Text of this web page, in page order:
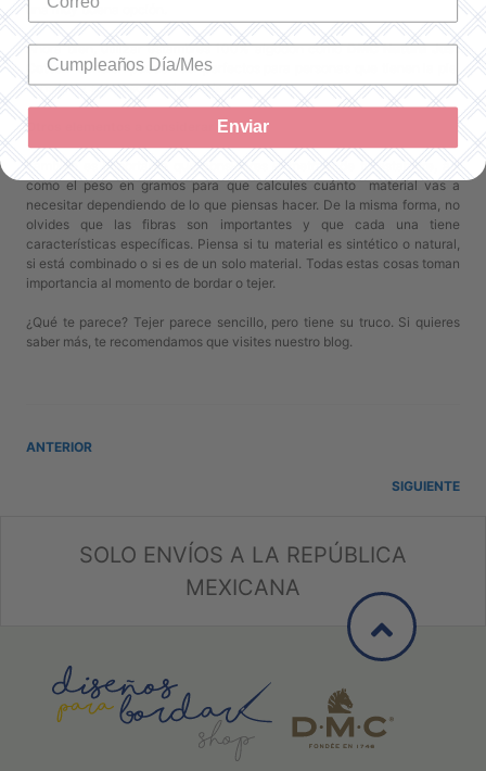
una muy buena opción.
Ahora bien, utilizar estambres 100% algodón comoDMC Natura Just
Cottontambién pueden ser perfectos para personas que tienen la piel
sensible y son susceptibles a alergias.
Otros elementos a considerar
También es importante que consideres el metraje de tu estambre, así
como el peso en gramos para que calcules cuánto material vas a
necesitar dependiendo de lo que piensas hacer. De la misma forma, no
olvides que las fibras son importantes y que cada una tiene
características específicas. Piensa si tu material es sintético o natural,
si está combinado o si es de un solo material. Todas estas cosas toman
importancia al momento de bordar o tejer.
¿Qué te parece? Tejer parece sencillo, pero tiene su truco. Si quieres
saber más, te recomendamos que visites nuestro blog.
ANTERIOR
SIGUIENTE
SOLO ENVÍOS A LA REPÚBLICA
MEXICANA
Enviar